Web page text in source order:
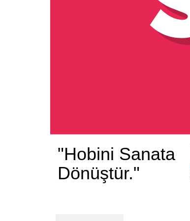
"Hobini Sanata
Dönüştür."